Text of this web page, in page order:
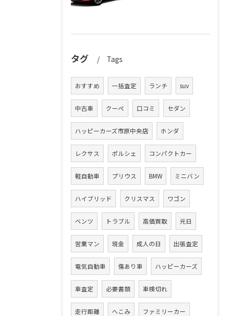
タグ Tags
おすすめ 一括査定 ランチ suv
中古車 クーペ 口コミ セダン
ハッピーカーズ市原中央店 ホンダ
レクサス ポルシェ コンパクトカー
軽自動車 プリウス BMW ミニバン
ハイブリッド クリスマス ワゴン
ベンツ トラブル 高価買取 元日
営業マン 現金 成人の日 出張査定
電気自動車 傷あり車 ハッピーカーズ
車査定 必要書類 車検切れ
走行距離 へこみ ファミリーカー